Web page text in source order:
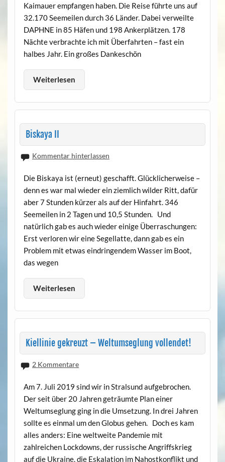
Kaimauer empfangen haben. Die Reise führte uns auf
32.170 Seemeilen durch 36 Länder. Dabei verweilte
DAPHNE in 85 Häfen und 198 Ankerplätzen. 178
Nächte verbrachte ich mit Überfahrten – fast ein
halbes Jahr. Ein großes Dankeschön
Weiterlesen
Biskaya II
Kommentar hinterlassen
Die Biskaya ist (erneut) geschafft. Glücklicherweise –
denn es war mal wieder ein ziemlich wilder Ritt, dafür
aber 7 Stunden kürzer als auf der Hinfahrt. 346
Seemeilen in 2 Tagen und 10,5 Stunden. Und
natürlich gab es auch wieder einige Überraschungen:
Erst verloren wir eine Segellatte, dann gab es ein
Problem mit etwas eindringendem Wasser im Boot,
das wegen
Weiterlesen
Kiellinie gekreuzt – Weltumseglung vollendet!
2 Kommentare
Am 7. Juli 2019 sind wir in Stralsund aufgebrochen.
Der seit über 20 Jahren geträumte Plan einer
Weltumseglung ging in die Umsetzung. In drei Jahren
sollte es einmal um den Globus gehen. Doch es kam
alles anders: Eine weltweite Pandemie mit
zahlreichen Lockdowns, der russische Angriffskrieg
auf die Ukraine, die Eskalation im Nahostkonflikt und